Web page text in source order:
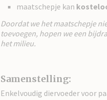
maatschepje kan
Doordat we het maatschepje
toevoegen, hopen we een
het milieu.
Samenstelling:
Enkelvoudig diervoeder voor